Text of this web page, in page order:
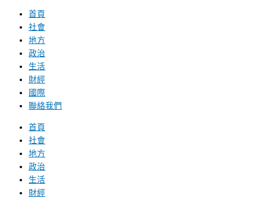
首頁
社會
地方
政治
生活
財經
國際
聯絡我們
首頁
社會
地方
政治
生活
財經